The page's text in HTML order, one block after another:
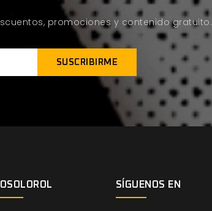
promociones y contenido gratuito.
SÍGUENOS EN